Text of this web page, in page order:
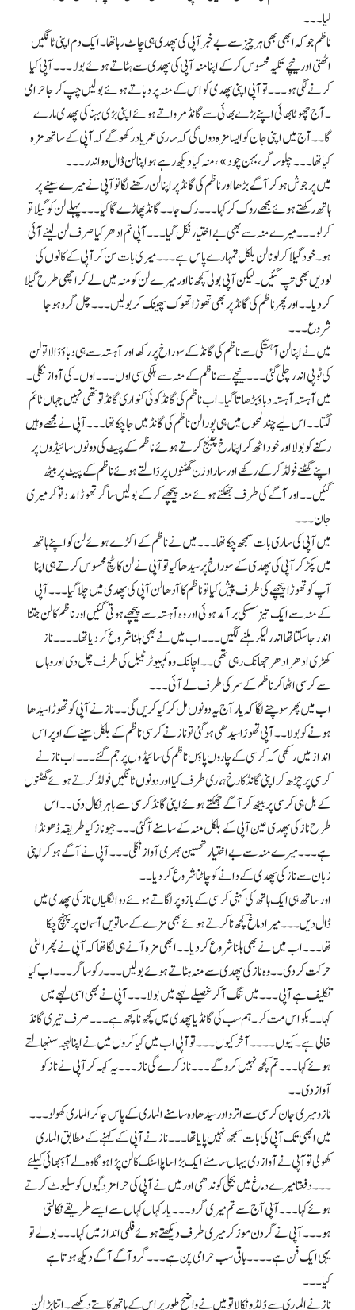
لیا۔۔۔
ناظم جو کہ ابھی بھی ہر چیز سے بے خبر آپی کی پھدی ہی چاٹ رہا تھا۔ ایک دم اپنی ٹانگیں
اٹھتی اور نیچے تکیہ محسوس کر کے اپنا منہ آپی کی پھدی سے ہٹاتے ہوئے بولا ۔۔۔ آپی کیا
کرنے لگی ہو۔۔۔ تو آپی اپنی پھدی کو اس کے منہ پر دباتے ہوئے بولیں چپ کر جا حرامی
۔ آج چھوٹا بھائی اپنے بڑے بھائی سے گانڈ مرواتے ہوئے اپنی بڑی بہنا کی پھدی مارے
گا۔۔ آج میں اپنی جان کو ایسا مزہ دوں گی کہ ساری عمر یاد رکھو گے کہ آپی کے ساتھ مزہ
کیا تھا۔۔۔ چلو ساگر ، بہن چود»، منہ کیا دیکھ رہے ہو اپنا لن ڈال دو اندر۔۔۔
میں پر جوش ہو کر آگے بڑھا اور ناظم کی گانڈ پر اپنا لن رکھنے لگا تو آپی نے میرے سینے پر
ہاتھ رکھتے ہوئے مجھے روک کر کہا۔۔۔ رک جا۔۔ گانڈ پھاڑے گا کیا۔۔۔ پہلے لن کو گیلا تو
کر لو ۔۔۔ میرے منہ سے بھی بے اختیار نکل گیا۔۔۔ آپی تم ادھر کیا صرف لن لینے آئی
ہو۔ خود گیلا کر لو نا لن بلکل تمہارے پاس ہے۔۔۔ میری بات سن کر آپی کے کانوں کی
لودیں بھی تپ گئیں۔ لیکن آپی بولی کچھ نا اور میرے لن کو منہ میں لے کر اچھی طرح گیلا
کر دیا۔۔ اور پھر ناظم کی گانڈ پر بھی تھوڑا تھوک پھینک کر بولیں ۔۔۔ چل گرو ہو جا
شروع ۔۔۔
میں نے اپنا لن آہستگی سے ناظم کی گانڈ کے سوراخ پر رکھا اور آہستہ سے ہی دباؤ ڈالا تولن
کی ٹوپی اندر چلی گئی۔۔۔ نیچے سے ناظم کے منہ سے ہلکی سی اوں۔۔۔ اوں ۔ کی آواز نکلی۔
میں آہستہ آہستہ دباؤ بڑھاتا گیا۔ اب ناظم کی گانڈ کوئی کنواری گانڈ تو تھی نہیں جہاں ٹائم
لگتا۔۔ اس لیے چند لمحوں میں ہی پورا لن ناظم کی گانڈ میں جا چکا تھا۔۔۔ آپی نے مجھے وہیں
رکنے کو بولا اور خود اٹھ کر اپنا رخ چینج کرتے ہوئے ناظم کے پیٹ کی دونوں سائیڈوں پر
اپنے گھٹنے فولڈ کر کے رکھے اور سارا وزن گھٹنوں پر ڈالتے ہوئے ناظم کے پیٹ پر بیٹھ
گئیں۔۔ اور آگے کی طرف جھکتے ہوئے منہ پیچھے کر کے بولیں ساگر تھوڑا مدد تو کر میری
جان۔۔۔
میں آپی کی ساری بات سمجھ چکا تھا۔۔۔ میں نے ناظم کے اکڑے ہوئے لن کو اپنے ہاتھ
میں پکڑ کر آپی کی پھدی کے سوراخ پر سیدھا کیا تو آپی نے لن کا ٹچ محسوس کرتے ہی اپنا
آپ کو تھوڑا پیچھے کی طرف پیش کیا تو ناظم کا آدھا لن آپی کی پھدی میں چلا گیا۔۔۔ آپی
کے منہ سے ایک تیز سسکی برآمد ہوئی اور وہ آہستہ سے پیچھے ہوتی گئیں اور ناظم کا لن جتنا
اندر جا سکتا تھا اندر لیکر ہلنے لگیں۔۔۔ اب میں نے بھی ہلنا شروع کر دیا تھا۔۔۔۔ ناز
کھڑی ادھر ادھر جھانک رہی تھی۔۔ اچانک وہ کمپیوٹر ٹیبل کی طرف چل دی اور وہاں
سے کرسی اٹھا کر نا ظم کے سر کی طرف لے آئی۔۔۔
اب میں پھر سوچنے لگا کہ یار آج یہ دونوں مل کر کیا کریں گی۔۔ ناز نے آپی کو تھوڑا سیدھا
ہونے کو بولا ۔۔ آپی تھوڑا سیدھی ہو گئی تو ناز نے کرسی ناظم کے بلکل سینے کے اوپر اس
انداز میں رکھی کہ کرسی کے چاروں پاؤں ناظم کی سائیڈوں پر جم گئے۔۔۔ اب ناز نے
کرسی پر چڑھ کر اپنی گانڈ کا رخ ہماری طرف کیا اور دونوں ٹانگیں فولڈ کرتے ہوئے گھٹنوں
کے بل ہی کرسی پر بیٹھ کر آگے جھکتے ہوئے اپنی گانڈ کرسی سے باہر نکال دی۔۔ اس
طرح ناز کی پھدی عین آپی کے بلکل منہ کے سامنے آگئی۔۔۔ جیو ناز کیا طریقہ ڈھونڈا
ہے۔۔۔ میرے منہ سے بے اختیار تحسین بھری آواز نکلی۔۔۔ آپی نے آگے ہو کر اپنی
زبان سے ناز کی پھدی کے دانے کو چاٹنا شروع کر دیا۔۔
اور ساتھ ہی ایک ہاتھ کی کہنی کرسی کے بازو پر لگاتے ہوئے دو انگلیاں ناز کی پھدی میں
ڈال دیں۔۔۔ میرا دماغ کچھ نا کرتے ہوئے بھی مزے کے ساتویں آسمان پر پہنچ چکا
تھا۔۔۔ اب میں نے بھی ہلنا شروع کر دیا۔۔ ابھی مزہ آنے ہی لگا تھا کہ آپی نے پھر الٹی
حرکت کر دی۔۔ وہ ناز کی پھدی سے منہ ہٹاتے ہوئے بولیں ۔۔۔ رکو ساگر۔۔۔ اب کیا
تکلیف ہے آپی۔۔۔ میں تنگ آ کر غصیلے لہجے میں بولا ۔۔۔ آپی نے بھی اسی لہجے میں
کہا۔۔ بکو اس مت کر۔ ہم سب کی گانڈ یا پھدی میں کچھ نا کچھ ہے۔۔۔ صرف تیری گانڈ
خالی ہے۔ کیوں۔۔۔۔ آخر کیوں۔۔۔تو آپی اب میں کیا کروں میں نے اپنا لہجہ سنبھالتے
ہوئے کہا۔۔۔ تم کچھ نہیں کرو گے۔۔۔ ناز کرے گی ناز۔۔۔ یہ کہہ کر آپی نے ناز کو
آواز دی۔۔
ناز و میری جان کرسی سے اتر و اور سیدھا وہ سامنے الماری کے پاس جا کر الماری کھولو۔۔۔
میں ابھی تک آپی کی بات سمجھ نہیں پایا تھا۔۔۔ ناز نے آپی کے کہنے کے مطابق الماری
کھولی تو آپی نے آواز دی یہاں سامنے ایک بڑا سا پلاسٹک کا لن پڑا ہوگا وہ لے آؤ بھائی کیلئے
۔۔۔ دفعتا میرے دماغ میں بجلی کوندھی اور میں نے آپی کی حرامزدگیوں کو سلیوٹ کرتے
ہوئے کہا۔۔۔ آپی آج سے تم میری گرو۔۔۔ یار کہاں کہاں سے ایسے طریقے نکالتی
ہو۔۔۔ آپی نے گردن موڑ کر میری طرف دیکھتے ہوئے فلمی انداز میں کہا۔۔۔ بولے تو
یہی ایک فن ہے۔۔۔۔ باقی سب حرامی پن ہے۔۔۔ گرو آگے آگے دیکھ ہوتا ہے
کیا۔۔۔
ناز نے الماری سے ڈلڈو نکالا تو میں نے واضح طور پر اس کے ہاتھ کاپتے دیکھے۔ اتنا بڑا لن